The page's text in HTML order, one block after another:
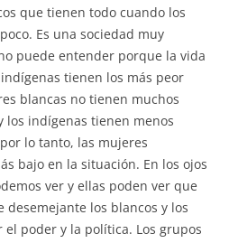
que tienen todo cuando los
Es una sociedad muy
puede entender porque la vida
tienen los más peor
blancas no tienen muchos
los indígenas tienen menos
lo tanto, las mujeres
bajo en la situación. En los ojos
ver y ellas poden ver que
los blancos y los
poder y la política. Los grupos